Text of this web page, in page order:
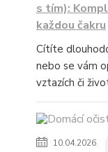
s tím):
každou čakru
Cítíte
nebo se vám
vztazích či
10.04.2026